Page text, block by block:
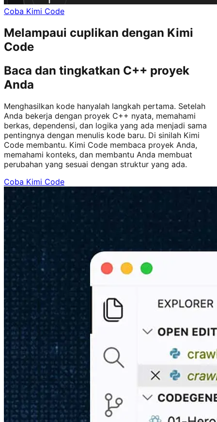
Coba Kimi Code
Melampaui cuplikan dengan Kimi
Code
Baca dan tingkatkan C++ proyek
Anda
Menghasilkan kode hanyalah langkah pertama. Setelah
Anda bekerja dengan proyek C++ nyata, memahami
berkas, dependensi, dan logika yang ada menjadi sama
pentingnya dengan menulis kode baru. Di sinilah Kimi
Code membantu. Kimi Code membaca proyek Anda,
memahami konteks, dan membantu Anda membuat
perubahan yang sesuai dengan struktur yang ada.
Coba Kimi Code